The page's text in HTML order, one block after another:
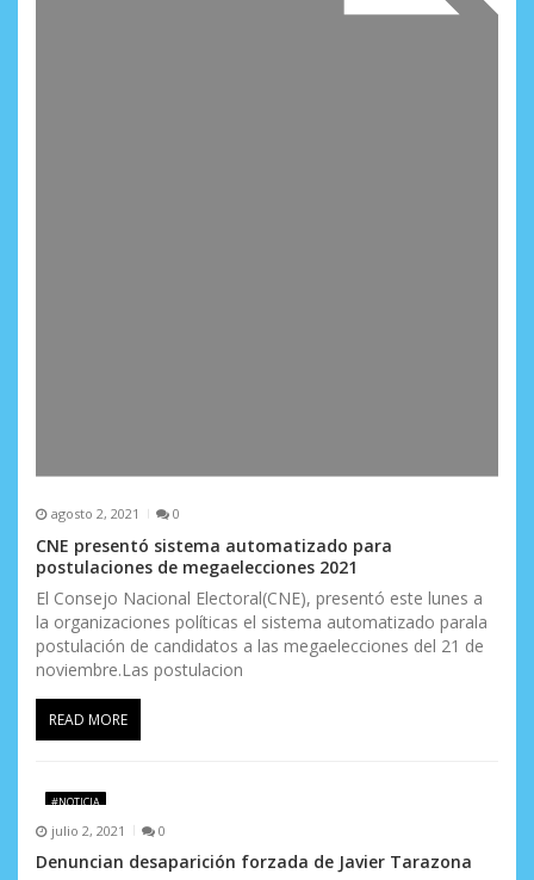
agosto 2, 2021 0
CNE presentó sistema automatizado para
postulaciones de megaelecciones 2021
El Consejo Nacional Electoral(CNE), presentó este lunes a
la organizaciones políticas el sistema automatizado parala
postulación de candidatos a las megaelecciones del 21 de
noviembre.Las postulacion
READ MORE
#NOTICIA
julio 2, 2021 0
Denuncian desaparición forzada de Javier Tarazona